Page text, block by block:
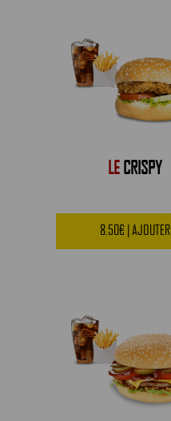
LECRISPY
8.50€ | AJOUTER